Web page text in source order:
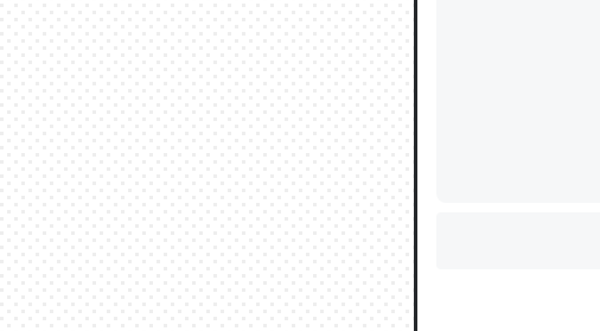
ちょうど同じ理
きる。一生で親
─たまにLINEする